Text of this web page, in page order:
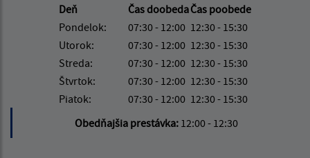
Deň
Čas doobedaČas poobede
Pondelok:
07:30 - 12:00 12:30 - 15:30
Utorok:
07:30 - 12:00 12:30 - 15:30
Streda:
07:30 - 12:00 12:30 - 15:30
Štvrtok:
07:30 - 12:00 12:30 - 15:30
Piatok:
07:30 - 12:00 12:30 - 15:30
Obedňajšia prestávka: 12:00 - 12:30